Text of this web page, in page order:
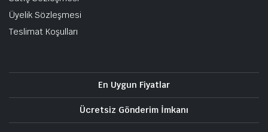
Üyelik Sözleşmesi
Teslimat Koşulları
En Uygun Fiyatlar
Ücretsiz Gönderim İmkanı